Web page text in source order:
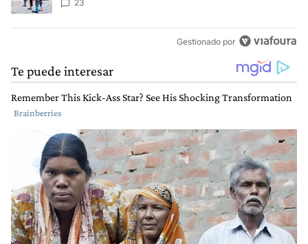
23
Gestionado por